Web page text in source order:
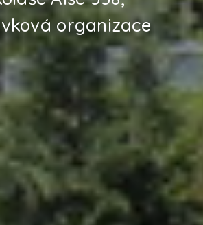
organizace